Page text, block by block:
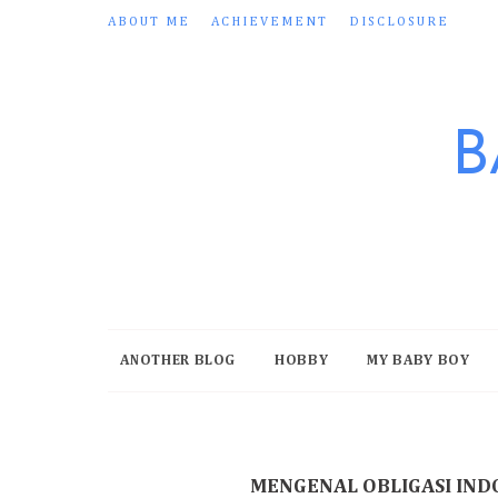
ABOUT ME ACHIEVEMENT DISCLOSURE
ANOTHER BLOG HOBBY MY BABY BOY
MENGENAL OBLIGASI